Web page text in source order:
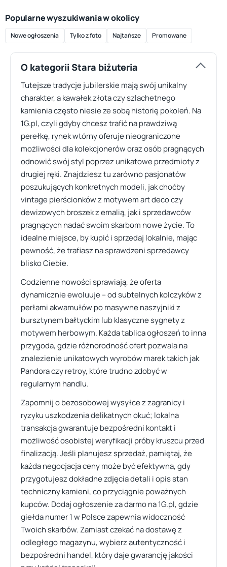
Popularne wyszukiwania w okolicy
Nowe ogłoszenia Tylko z foto Najtańsze Promowane
O kategorii Stara biżuteria
Tutejsze tradycje jubilerskie mają swój unikalny
charakter, a kawałek złota czy szlachetnego
kamienia często niesie ze sobą historię pokoleń. Na
1G.pl, czyli gdyby chcesz trafić na prawdziwą
perełkę, rynek wtórny oferuje nieograniczone
możliwości dla kolekcjonerów oraz osób pragnących
odnowić swój styl poprzez unikatowe przedmioty z
drugiej ręki. Znajdziesz tu zarówno pasjonatów
poszukujących konkretnych modeli, jak choćby
vintage pierścionków z motywem art deco czy
dewizowych broszek z emalią, jak i sprzedawców
pragnących nadać swoim skarbom nowe życie. To
idealne miejsce, by kupić i sprzedaj lokalnie, mając
pewność, że trafiasz na sprawdzeni sprzedawcy
blisko Ciebie.
Codzienne nowości sprawiają, że oferta
dynamicznie ewoluuje – od subtelnych kolczyków z
perłami akwamułów po masywne naszyjniki z
bursztynem bałtyckim lub klasyczne sygnety z
motywem herbowym. Każda tablica ogłoszeń to inna
przygoda, gdzie różnorodność ofert pozwala na
znalezienie unikatowych wyrobów marek takich jak
Pandora czy retroy, które trudno zdobyć w
regularnym handlu.
Zapomnij o bezosobowej wysyłce z zagranicy i
ryzyku uszkodzenia delikatnych okuć; lokalna
transakcja gwarantuje bezpośredni kontakt i
możliwość osobistej weryfikacji próby kruszcu przed
finalizacją. Jeśli planujesz sprzedaż, pamiętaj, że
każda negocjacja ceny może być efektywna, gdy
przygotujesz dokładne zdjęcia detali i opis stan
techniczny kamieni, co przyciągnie poważnych
kupców. Dodaj ogłoszenie za darmo na 1G.pl, gdzie
giełda numer 1 w Polsce zapewnia widoczność
Twoich skarbów. Zamiast czekać na dostawę z
odległego magazynu, wybierz autentyczność i
bezpośredni handel, który daje gwarancję jakości